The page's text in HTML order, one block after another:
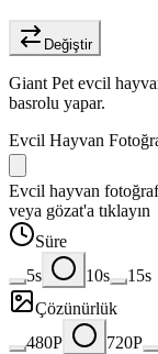
Değiştir
Giant Pet evcil
basrolu yapar.
Evcil Hayvan
Evcil hayvan
veya gözat'a tıklayın
Süre
5s
10s
15s
Çözünürlük
480P
720P